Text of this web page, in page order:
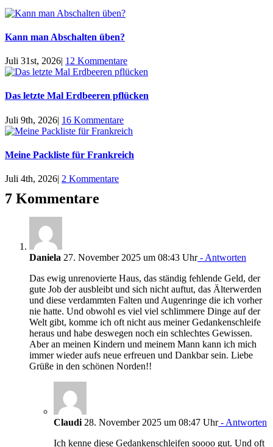
Kann man Abschalten üben?
Juli 31st, 2026| 12 Kommentare
Das letzte Mal Erdbeeren pflücken
Juli 9th, 2026| 16 Kommentare
Meine Packliste für Frankreich
Juli 4th, 2026| 2 Kommentare
7 Kommentare
Daniela 27. November 2025 um 08:43 Uhr- Antworten
Das ewig unrenovierte Haus, das ständig fehlende Geld, der
gute Job der ausbleibt und sich nicht auftut, das Älterwerden
und diese verdammten Falten und Augenringe die ich vorher
nie hatte. Und obwohl es viel viel schlimmere Dinge auf der
Welt gibt, komme ich oft nicht aus meiner Gedankenschleife
heraus und habe deswegen noch ein schlechtes Gewissen.
Aber an meinen Kindern und meinem Mann kann ich mich
immer wieder aufs neue erfreuen und Dankbar sein. Liebe
Grüße in den schönen Norden!!
Claudi 28. November 2025 um 08:47 Uhr- Antworten
Ich kenne diese Gedankenschleifen soooo gut. Und oft